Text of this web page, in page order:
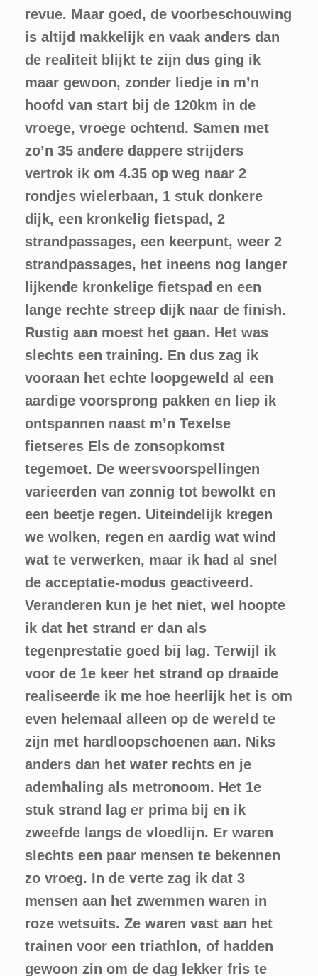
revue. Maar goed, de voorbeschouwing
is altijd makkelijk en vaak anders dan
de realiteit blijkt te zijn dus ging ik
maar gewoon, zonder liedje in m’n
hoofd van start bij de 120km in de
vroege, vroege ochtend. Samen met
zo’n 35 andere dappere strijders
vertrok ik om 4.35 op weg naar 2
rondjes wielerbaan, 1 stuk donkere
dijk, een kronkelig fietspad, 2
strandpassages, een keerpunt, weer 2
strandpassages, het ineens nog langer
lijkende kronkelige fietspad en een
lange rechte streep dijk naar de finish.
Rustig aan moest het gaan. Het was
slechts een training. En dus zag ik
vooraan het echte loopgeweld al een
aardige voorsprong pakken en liep ik
ontspannen naast m’n Texelse
fietseres Els de zonsopkomst
tegemoet. De weersvoorspellingen
varieerden van zonnig tot bewolkt en
een beetje regen. Uiteindelijk kregen
we wolken, regen en aardig wat wind
wat te verwerken, maar ik had al snel
de acceptatie-modus geactiveerd.
Veranderen kun je het niet, wel hoopte
ik dat het strand er dan als
tegenprestatie goed bij lag. Terwijl ik
voor de 1e keer het strand op draaide
realiseerde ik me hoe heerlijk het is om
even helemaal alleen op de wereld te
zijn met hardloopschoenen aan. Niks
anders dan het water rechts en je
ademhaling als metronoom. Het 1e
stuk strand lag er prima bij en ik
zweefde langs de vloedlijn. Er waren
slechts een paar mensen te bekennen
zo vroeg. In de verte zag ik dat 3
mensen aan het zwemmen waren in
roze wetsuits. Ze waren vast aan het
trainen voor een triathlon, of hadden
gewoon zin om de dag lekker fris te